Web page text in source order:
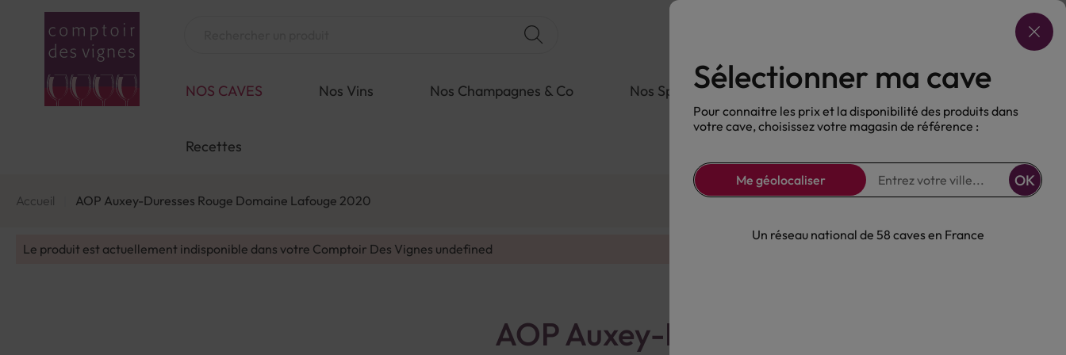
Choisir ma cave
NOS CAVES Nos Vins Nos Champagnes & Co Nos Spiritueux Nos Bières Sans alcool
Recettes
Accueil AOP Auxey-Duresses Rouge Domaine Lafouge 2020
Le produit est actuellement indisponible dans votre Comptoir Des Vignes undefined
AOP Auxey-Duresses Rouge
Sélectionner ma cave
Pour connaitre les prix et la disponibilité des produits dans
votre cave, choisissez votre magasin de référence :
Me géolocaliser OK
Un réseau national de 58 caves en France